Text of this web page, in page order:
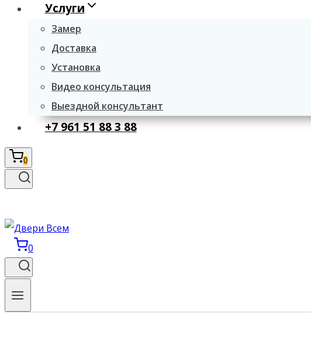
Услуги
Замер
Доставка
Установка
Видео консультация
Выездной консультант
+7 961 51 88 3 88
0
0